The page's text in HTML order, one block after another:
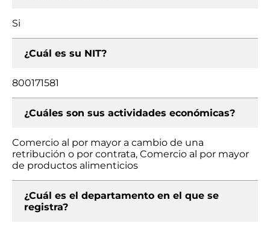
Si
¿Cuál es su NIT?
800171581
¿Cuáles son sus actividades económicas?
Comercio al por mayor a cambio de una
retribución o por contrata, Comercio al por mayor
de productos alimenticios
¿Cuál es el departamento en el que se
registra?